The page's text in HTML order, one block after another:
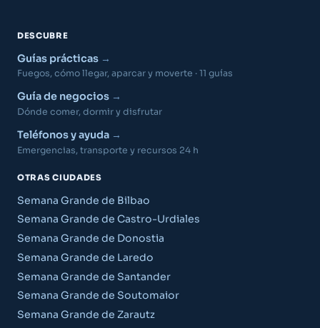
DESCUBRE
Guías prácticas
Fuegos, cómo llegar, aparcar y moverte · 11 guías
Guía de negocios
Dónde comer, dormir y disfrutar
Teléfonos y ayuda
Emergencias, transporte y recursos 24 h
OTRAS CIUDADES
Semana Grande de Bilbao
Semana Grande de Castro-Urdiales
Semana Grande de Donostia
Semana Grande de Laredo
Semana Grande de Santander
Semana Grande de Soutomaior
Semana Grande de Zarautz